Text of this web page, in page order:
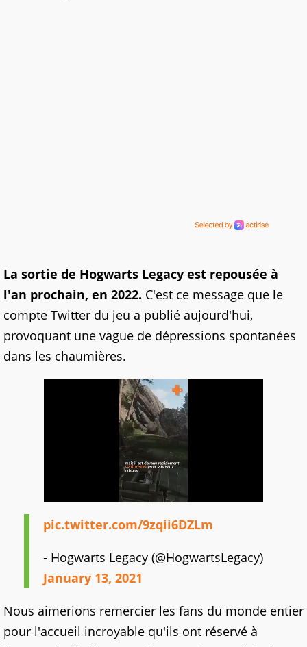
La sortie de Hogwarts Legacy est repousée à
l'an prochain, en 2022. C'est ce message que le
compte Twitter du jeu a publié aujourd'hui,
provoquant une vague de dépressions spontanées
dans les chaumières.
pic.twitter.com/9zqii6DZLm
- Hogwarts Legacy (@HogwartsLegacy)
January 13, 2021
Nous aimerions remercier les fans du monde entier
pour l'accueil incroyable qu'ils ont réservé à